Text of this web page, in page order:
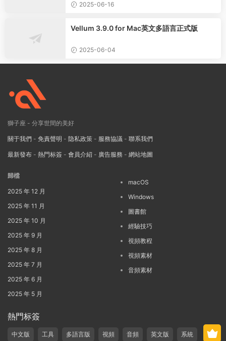
2025-06-16
Vellum 3.9.0 for Mac英文多語言正式版
2025-06-04
獅子座 - 分享世間的美好
關于我們 - 免責聲明 - 隐私政策 - 服務協議 - 聯系我們
最新發布 - 熱門标簽 - 會員介紹 - 廣告服務 - 網站地圖
歸檔
2025 年 12 月
2025 年 11 月
2025 年 10 月
2025 年 9 月
2025 年 8 月
2025 年 7 月
2025 年 6 月
2025 年 5 月
macOS
Windows
圖書館
經驗技巧
視頻教程
視頻素材
音頻素材
熱門标簽
中文版 工具 多語言版 視頻 音頻 英文版 系統